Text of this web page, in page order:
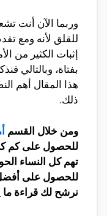
وربما الآن أنت
للقلق لأنه ومع
إثبات الكثير من
بفتاة، وبالتالي
هذا المقال أهم
ذلك.
ومن خلال القسم
للحصول على كم
تهم كل النساء
للحصول على
نرشح لك قراءة ما